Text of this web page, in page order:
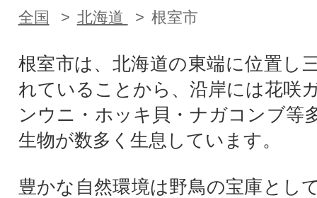
全国 北海道 根室市
根室市は、北海道の東端に位置し
れていることから、沿岸には花咲
ンウニ・ホッキ貝・ナガコンブ等
生物が数多く生息しています。
豊かな自然環境は野鳥の宝庫とし